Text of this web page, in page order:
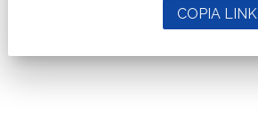
COPIA LINK